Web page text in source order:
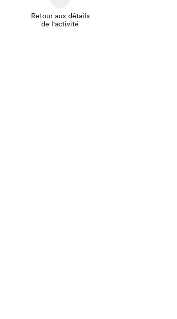
Retour aux détails
de l'activité